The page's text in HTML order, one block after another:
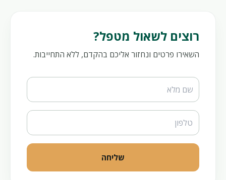
רוצים לשאול מטפל?
השאירו פרטים ונחזור אליכם בהקדם, ללא התחייבות.
Website
שליחה